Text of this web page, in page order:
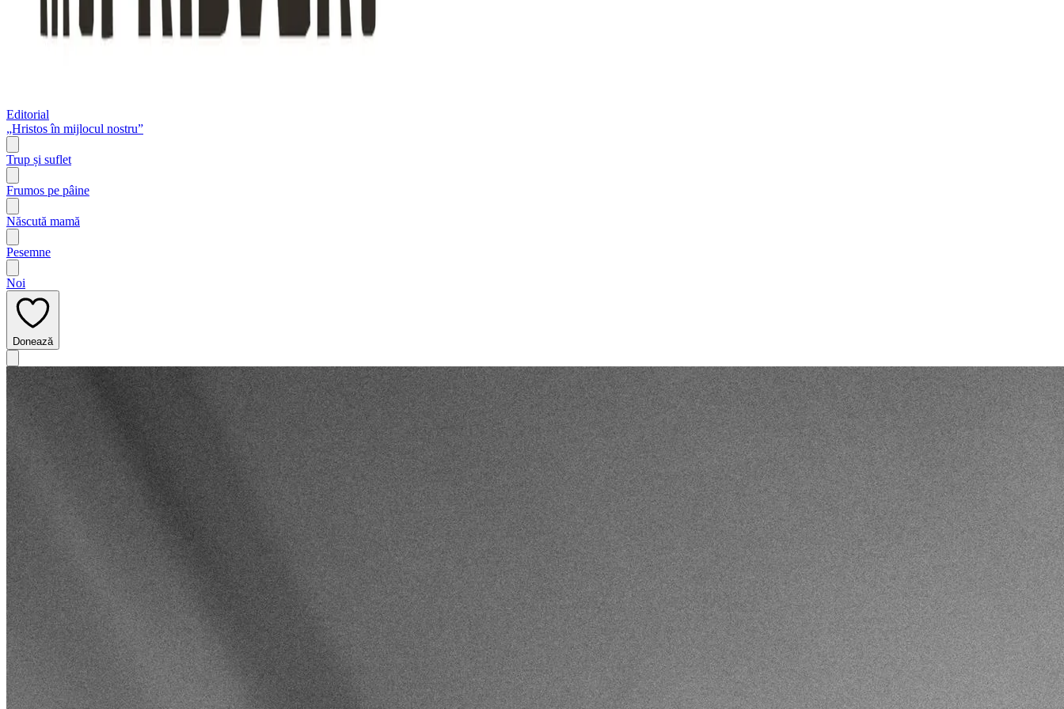
Editorial
„Hristos în mijlocul nostru”
Trup și suflet
Frumos pe pâine
Născută mamă
Pesemne
Noi
Donează